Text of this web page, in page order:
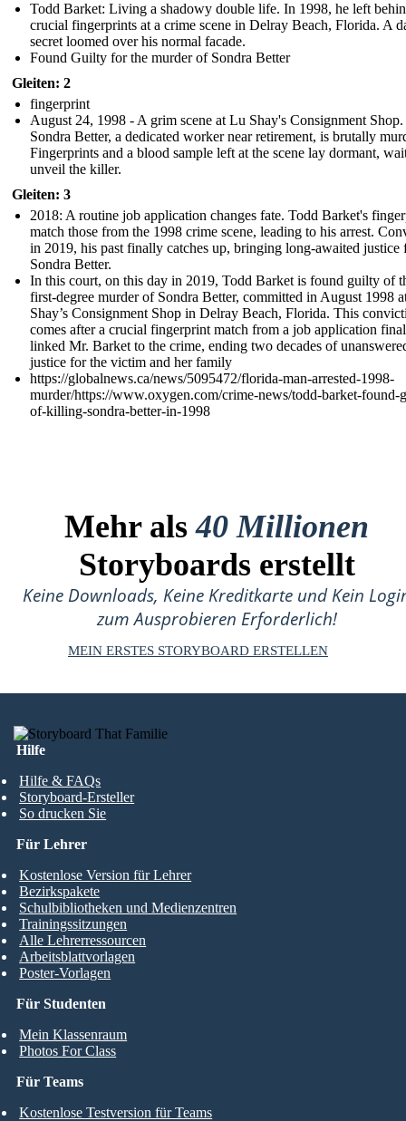
Todd Barket: Living a shadowy double life. In 1998, he left
crucial fingerprints at a crime scene in Delray Beach, Florida. A
secret loomed over his normal facade.
Found Guilty for the murder of Sondra Better
Gleiten: 2
fingerprint
August 24, 1998 - A grim scene at Lu Shay's Consignment Shop.
Sondra Better, a dedicated worker near retirement, is brutally
Fingerprints and a blood sample left at the scene lay dormant,
unveil the killer.
Gleiten: 3
2018: A routine job application changes fate. Todd Barket's
match those from the 1998 crime scene, leading to his arrest.
in 2019, his past finally catches up, bringing long-awaited justice
Sondra Better.
In this court, on this day in 2019, Todd Barket is found guilty of
first-degree murder of Sondra Better, committed in August 1998
Shay’s Consignment Shop in Delray Beach, Florida. This
comes after a crucial fingerprint match from a job application
linked Mr. Barket to the crime, ending two decades of
justice for the victim and her family
https://globalnews.ca/news/5095472/florida-man-arrested-1998-
murder/https://www.oxygen.com/crime-news/todd-barket-found-
of-killing-sondra-better-in-1998
Mehr als40 Millionen
Storyboards erstellt
Keine Downloads, Keine Kreditkarte und Kein
zum Ausprobieren Erforderlich!
MEIN ERSTES STORYBOARD ERSTELLEN
Hilfe
Hilfe & FAQs
Storyboard-Ersteller
So drucken Sie
Für Studenten
Mein Klassenraum
Photos For Class
Für Lehrer
Kostenlose Version für Lehrer
Bezirkspakete
Schulbibliotheken und Medienzentren
Trainingssitzungen
Alle Lehrerressourcen
Arbeitsblattvorlagen
Poster-Vorlagen
Für Teams
Kostenlose Testversion für Teams